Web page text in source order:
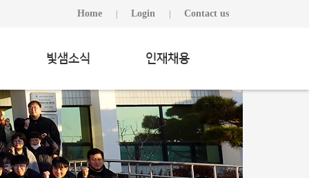
Home Login Contact us
빛샘소식 인재채용